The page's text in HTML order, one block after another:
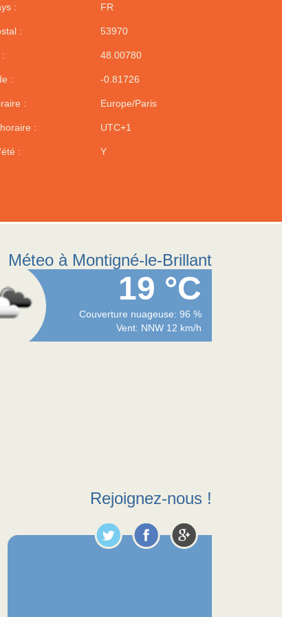
: FR
: 53970
48.00780
: -0.81726
: Europe/Paris
: UTC+1
: Y
Méteo à Montigné-le-Brillant
19 °C
Couverture nuageuse: 96 %
Vent: NNW 12 km/h
Rejoignez-nous !